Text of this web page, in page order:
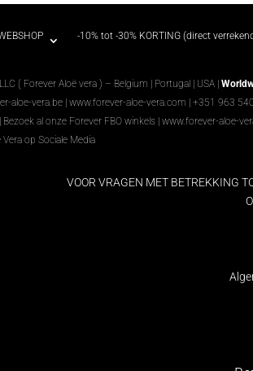
-10% tot -30% KORTING (direct
( Forever Aloë vera ) – Belgium | Portugal | USA |
aloe-vera.be |www.forever-aloe-vera.com
| +351 963
Bezoek al onze Forever FBO winkels |www.forever-aloe-
Vera op Sociale Media
VOOR VRAGEN MET BETREKKING